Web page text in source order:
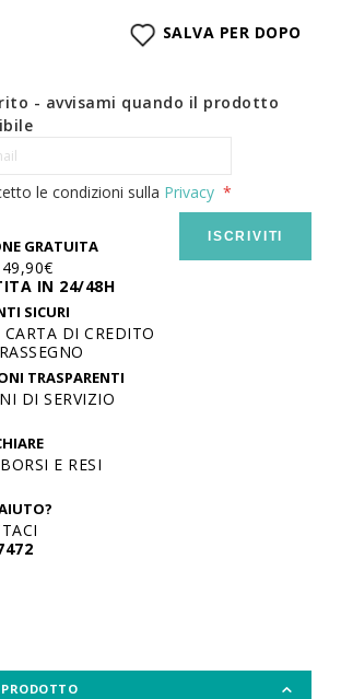
SALVA PER DOPO
- avvisami quando il prodotto
le condizioni sulla Privacy
ISCRIVITI
GRATUITA
IN 24/48H
SICURI
CARTA DI CREDITO
TRASPARENTI
DI SERVIZIO
E RESI